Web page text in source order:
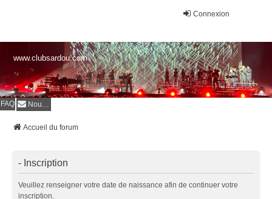
Connexion
www.clubsardou.com
FAQ Nous contacter
Accueil du forum
- Inscription
Veuillez renseigner votre date de naissance afin de continuer votre
inscription.